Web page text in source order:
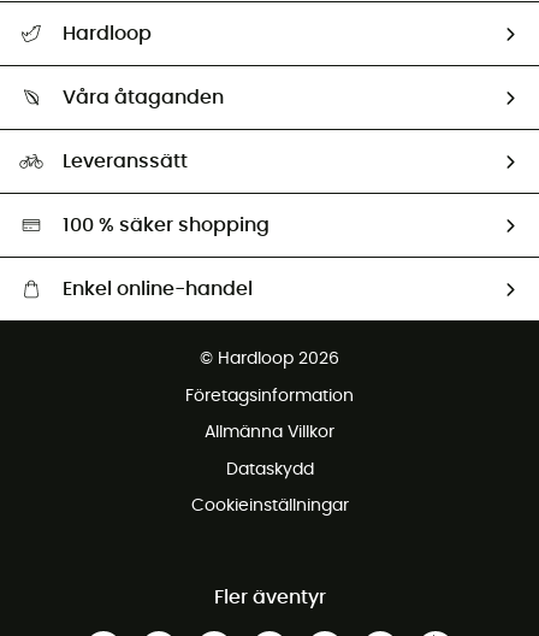
Retur & återbetalning
Hardloop
Ambassadörer
Våra åtaganden
Miljöanpassat urval
Leveranssätt
100 % säker shopping
Enkel online-handel
Gratis retur inom 100 dagar
© Hardloop 2026
Företagsinformation
Allmänna Villkor
Dataskydd
Cookieinställningar
Fler äventyr